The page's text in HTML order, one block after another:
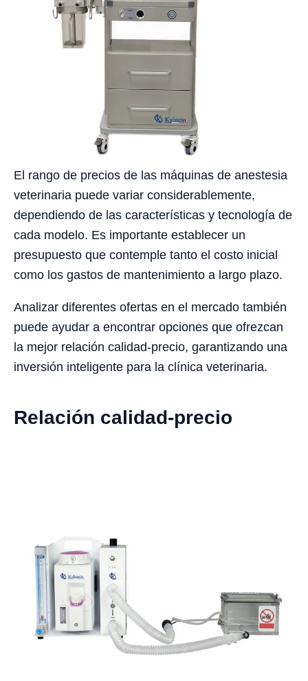
El rango de precios de las máquinas de anestesia
veterinaria puede variar considerablemente,
dependiendo de las características y tecnología de
cada modelo. Es importante establecer un
presupuesto que contemple tanto el costo inicial
como los gastos de mantenimiento a largo plazo.
Analizar diferentes ofertas en el mercado también
puede ayudar a encontrar opciones que ofrezcan
la mejor relación calidad-precio, garantizando una
inversión inteligente para la clínica veterinaria.
Relación calidad-precio